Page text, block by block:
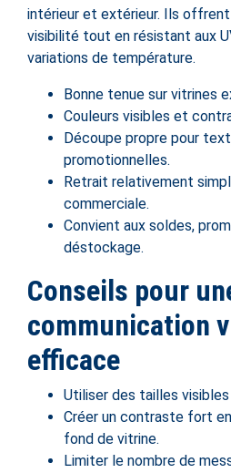
intérieur et extérieur. Ils
visibilité tout en résistant aux
variations de température.
Bonne tenue sur vitrines
Couleurs visibles et
Découpe propre pour
promotionnelles.
Retrait relativement
commerciale.
Convient aux soldes,
déstockage.
Conseils pour
communication
efficace
Utiliser des tailles visibles
Créer un contraste fort
fond de vitrine.
Limiter le nombre de